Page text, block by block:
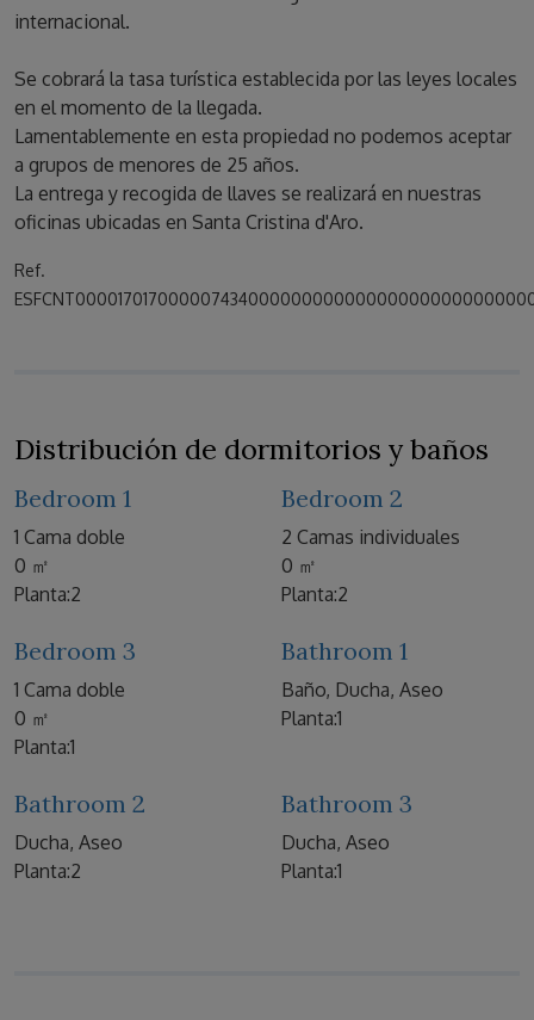
internacional.
Se cobrará la tasa turística establecida por las leyes locales
en el momento de la llegada.
Lamentablemente en esta propiedad no podemos aceptar
a grupos de menores de 25 años.
La entrega y recogida de llaves se realizará en nuestras
oficinas ubicadas en Santa Cristina d'Aro.
Ref.
Distribución de dormitorios y baños
Bedroom 1
1 Cama doble
0 ㎡
Planta:2
Bedroom 2
2 Camas individuales
0 ㎡
Planta:2
Bedroom 3
1 Cama doble
0 ㎡
Planta:1
Bathroom 1
Baño, Ducha, Aseo
Planta:1
Bathroom 2
Ducha, Aseo
Planta:2
Bathroom 3
Ducha, Aseo
Planta:1